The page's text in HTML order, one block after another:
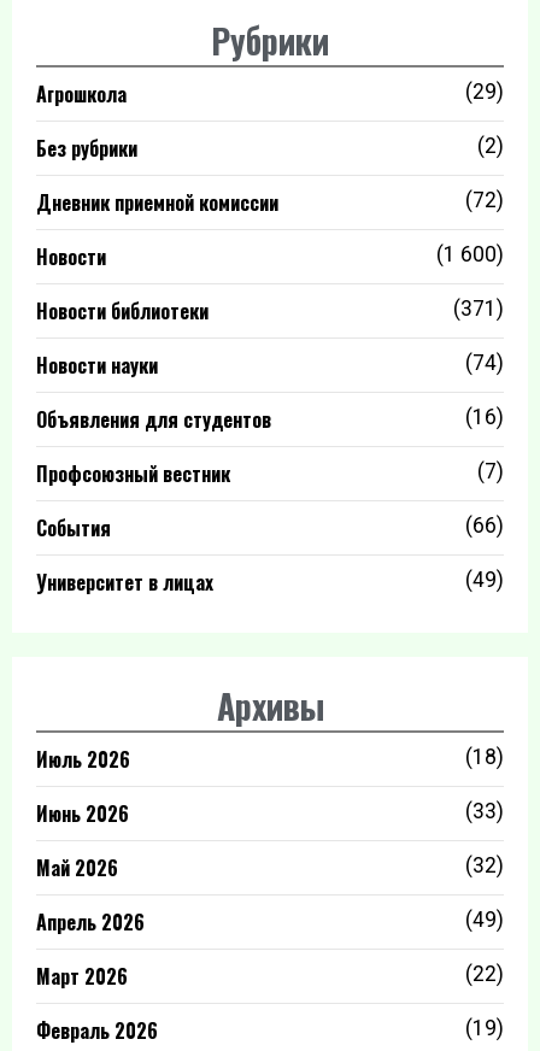
Рубрики
Агрошкола (29)
Без рубрики (2)
Дневник приемной комиссии (72)
Новости (1 600)
Новости библиотеки (371)
Новости науки (74)
Объявления для студентов (16)
Профсоюзный вестник (7)
События (66)
Университет в лицах (49)
Архивы
Июль 2026 (18)
Июнь 2026 (33)
Май 2026 (32)
Апрель 2026 (49)
Март 2026 (22)
Февраль 2026 (19)